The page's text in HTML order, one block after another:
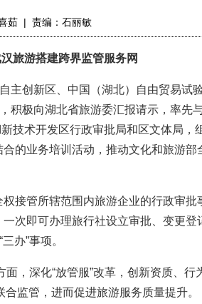
茹 | 责编：石丽敏
旅游搭建跨界监管服务网
创新区、中国（湖北）自由贸易试
积极向湖北省旅游委汇报请示，率先
技术开发区行政审批局和区文体局，
的业务培训活动，推动文化和旅游部
管所辖范围内旅游企业的行政审批
次即可办理旅行社设立审批、变更登
办”事项。
深化“放管服”改革，创新资质、行
监管，进而促进旅游服务质量提升。